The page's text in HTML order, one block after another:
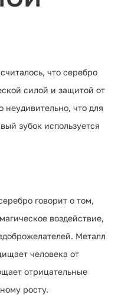
что серебро
силой и защитой от
что для
зубок используется
говорит о том,
воздействие,
Металл
человека от
отрицательные
росту.